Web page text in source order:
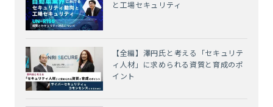
と工場セキュリティ
【全編】澤円氏と考える「セキュリテ
ィ人材」に求められる資質と育成のポ
イント